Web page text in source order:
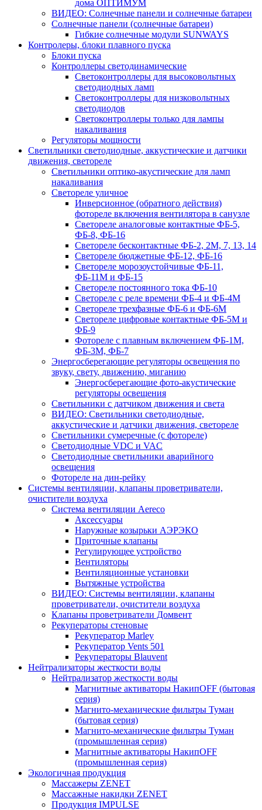
дома ОПТИМУМ
ВИДЕО: Солнечные панели и солнечные батареи
Солнечные панели (солнечные батареи)
Гибкие солнечные модули SUNWAYS
Контролеры, блоки плавного пуска
Блоки пуска
Контроллеры светодинамические
Светоконтроллеры для высоковольтных
светодиодных ламп
Светоконтроллеры для низковольтных
светодиодов
Светоконтроллеры только для лампы
накаливания
Регуляторы мощности
Светильники светодиодные, аккустические и датчики
движения, светореле
Светильники оптико-акустические для ламп
накаливания
Светореле уличное
Инверсионное (обратного действия)
фотореле включения вентилятора в санузле
Светореле аналоговые контактные ФБ-5,
ФБ-8, ФБ-16
Светореле бесконтактные ФБ-2, 2М, 7, 13, 14
Светореле бюджетные ФБ-12, ФБ-16
Светореле морозоустойчивые ФБ-11,
ФБ-11М и ФБ-15
Светореле постоянного тока ФБ-10
Светореле с реле времени ФБ-4 и ФБ-4М
Светореле трехфазные ФБ-6 и ФБ-6М
Светореле цифровые контактные ФБ-5М и
ФБ-9
Фотореле с плавным включением ФБ-1М,
ФБ-3М, ФБ-7
Энергосберегающие регуляторы освещения по
звуку, свету, движению, миганию
Энергосберегающие фото-акустические
регуляторы освещения
Светильники с датчиком движения и света
ВИДЕО: Светильники светодиодные,
аккустические и датчики движения, светореле
Светильники сумеречные (с фотореле)
Светодиодные VDC и VAC
Светодиодные светильники аварийного
освещения
Фотореле на дин-рейку
Системы вентиляции, клапаны проветриватели,
очистители воздуха
Система вентиляции Aereco
Аксессуары
Наружные козырьки АЭРЭКО
Приточные клапаны
Регулирующее устройство
Вентиляторы
Вентиляционные установки
Вытяжные устройства
ВИДЕО: Системы вентиляции, клапаны
проветриватели, очистители воздуха
Клапаны проветриватели Домвент
Рекуператоры стеновые
Рекуператор Marley
Рекуператор Vents 501
Рекуператоры Blauvent
Нейтрализаторы жесткости воды
Нейтрализатор жесткости воды
Магнитные активаторы НакипOFF (бытовая
серия)
Магнито-механические фильтры Туман
(бытовая серия)
Магнито-механические фильтры Туман
(промышленная серия)
Магнитные активаторы НакипOFF
(промышленная серия)
Экологичная продукция
Массажеры ZENET
Массажные накидки ZENET
Продукция IMPULSE